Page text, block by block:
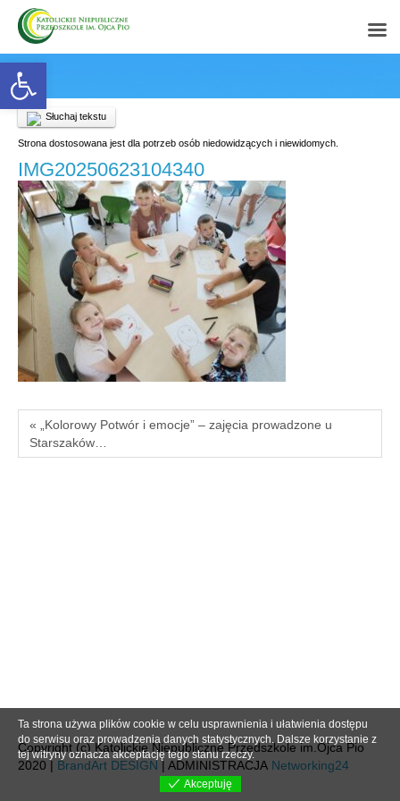
Open toolbar
Słuchaj tekstu
Strona dostosowana jest dla potrzeb osób niedowidzących i niewidomych.
IMG20250623104340
« „Kolorowy Potwór i emocje” – zajęcia prowadzone u
Starszaków…
Copyright (c) Katolickie Niepubliczne Przedszkole im.Ojca Pio
2020 | BrandArt DESIGN | ADMINISTRACJA Networking24
Ta strona używa plików cookie w celu usprawnienia i ułatwienia dostępu
do serwisu oraz prowadzenia danych statystycznych. Dalsze korzystanie z
tej witryny oznacza akceptację tego stanu rzeczy.
Akceptuję